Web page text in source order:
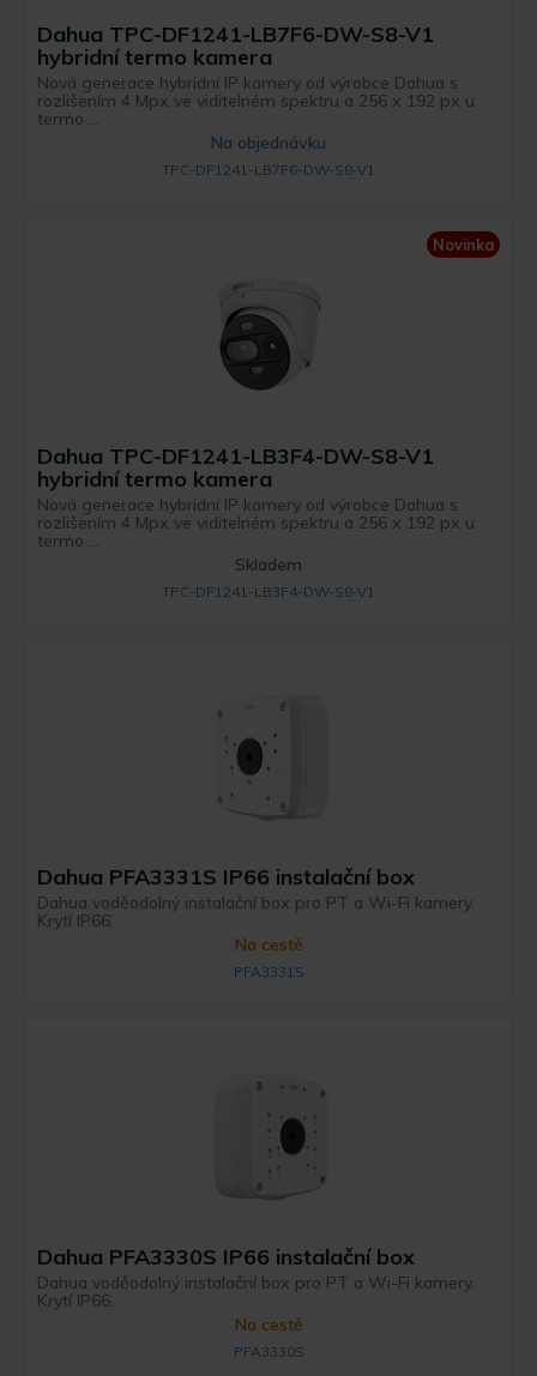
Dahua TPC-DF1241-LB7F6-DW-S8-V1
hybridní termo kamera
Nová generace hybridní IP kamery od výrobce Dahua s
rozlišením 4 Mpx ve viditelném spektru a 256 x 192 px u
termo ...
Na objednávku
TPC-DF1241-LB7F6-DW-S8-V1
Novinka
Dahua TPC-DF1241-LB3F4-DW-S8-V1
hybridní termo kamera
Nová generace hybridní IP kamery od výrobce Dahua s
rozlišením 4 Mpx ve viditelném spektru a 256 x 192 px u
termo ...
Skladem
TPC-DF1241-LB3F4-DW-S8-V1
Dahua PFA3331S IP66 instalační box
Dahua voděodolný instalační box pro PT a Wi-Fi kamery.
Krytí IP66.
Na cestě
PFA3331S
Dahua PFA3330S IP66 instalační box
Dahua voděodolný instalační box pro PT a Wi-Fi kamery.
Krytí IP66.
Na cestě
PFA3330S